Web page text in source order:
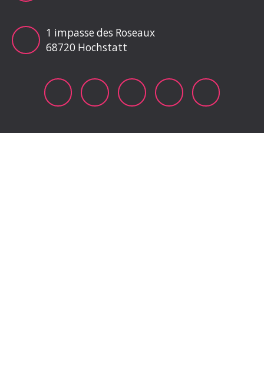
1 impasse des Roseaux
68720 Hochstatt